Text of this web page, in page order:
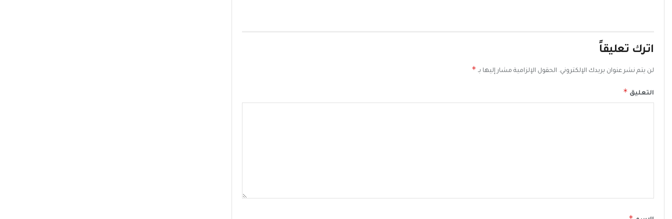
اترك تعليقاً
لن يتم نشر عنوان بريدك الإلكتروني. الحقول الإلزامية مشار إليها بـ *
التعليق *